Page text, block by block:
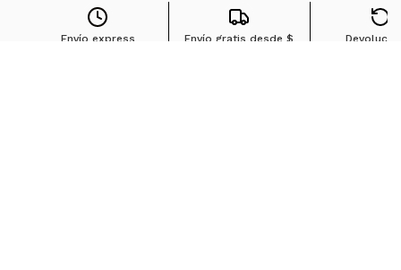
Envío express
Envío gratis desde$